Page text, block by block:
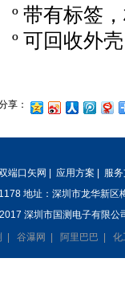
º 带有标签
º 可回收外壳
享：
端口矢网 应用方案
服
地址：深圳市龙华新区
深圳市国测电子有限公
谷瀑网 阿里巴巴 化